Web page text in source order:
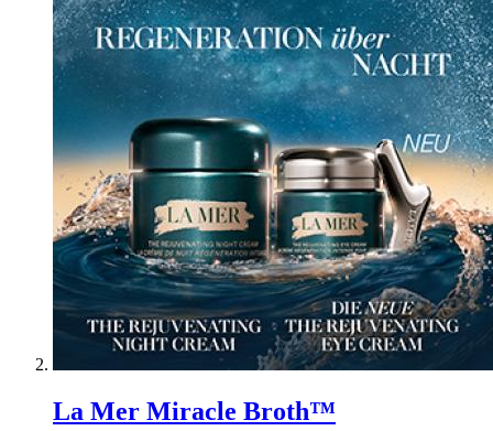
La Mer Miracle Broth™